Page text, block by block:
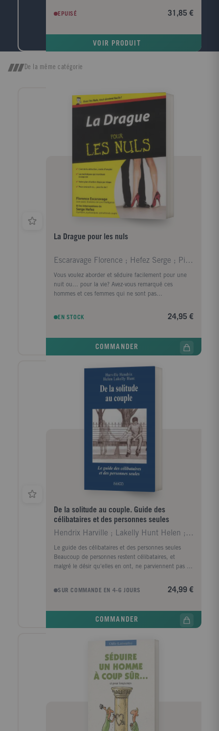
pour l'économie ? Le chômage va-t-il baisser ? Quel
impact économique a le réchauffement climatique ? ?
l'esclavage antique jusqu'à la crise financière
dictionnaire: plus de 700 entrées sur les concepts,
EPUISÉ 31,85 €
VOIR PRODUIT
De la même catégorie
La Drague pour les nuls
Escaravage Florence ; Hefez Serge ; Pichon-Bonno K
Vous voulez aborder et séduire facilement pour une
nuit ou... pour la vie? Avez-vous remarqué ces
hommes et ces femmes qui ne sont pas
connaître leur secret? Bonne nouvelle, une fois qu'on
a compris ses mécanismes et qu'on s'est posé les
personnalité! Dans ce livre, le plus réclamé par les
techniques de drague, et adoptez-les pas à pas.
Langage du corps, "incroyable écoute"... soyez
attentif aux détails qui comptent. Choisissez le lieu et
le timing idéals, et lancez-vous! En quatre étapes,
proposé dans ce livre pour connaître de belles
histoires d'amour. Avec les conseils de la love coach
et de nombreux témoignages. Sans oublier les dix
commandements de la drague par SMS, les dix
meilleurs compliments, et dix exemples
EN STOCK 24,95 €
COMMANDER
De la solitude au couple. Guide des
célibataires et des personnes seules
Hendrix Harville ; Lakelly Hunt Helen ; Audiffret
Le guide des célibataires et des personnes seules
Beaucoup de personnes restent célibataires, et
malgré le désir qu'elles en ont, ne parviennent pas à
superficielles, incapables de trouver le partenaire de
Thérapeutes conjugaux, Harville Hendrix et Helent
pouvons apprendre sur nous mêmes à travers la
sentimental, qui renvoient toujours à nos expériences
d'enfance, et montrent que rien n'est insurmontable.
Ils nous suggèrent enfin des techniques de
communication pour garder l'amour et s'engager dans
une union durable et épanouissante Mais au delà,
c'est à la vision du monde basée sur la transformation
des conflits en relations qu'ils nous initient Leur
conviction est forte on ne peut pleinement s'épanouir
SUR COMMANDE EN 4-6 JOURS 24,99 €
COMMANDER